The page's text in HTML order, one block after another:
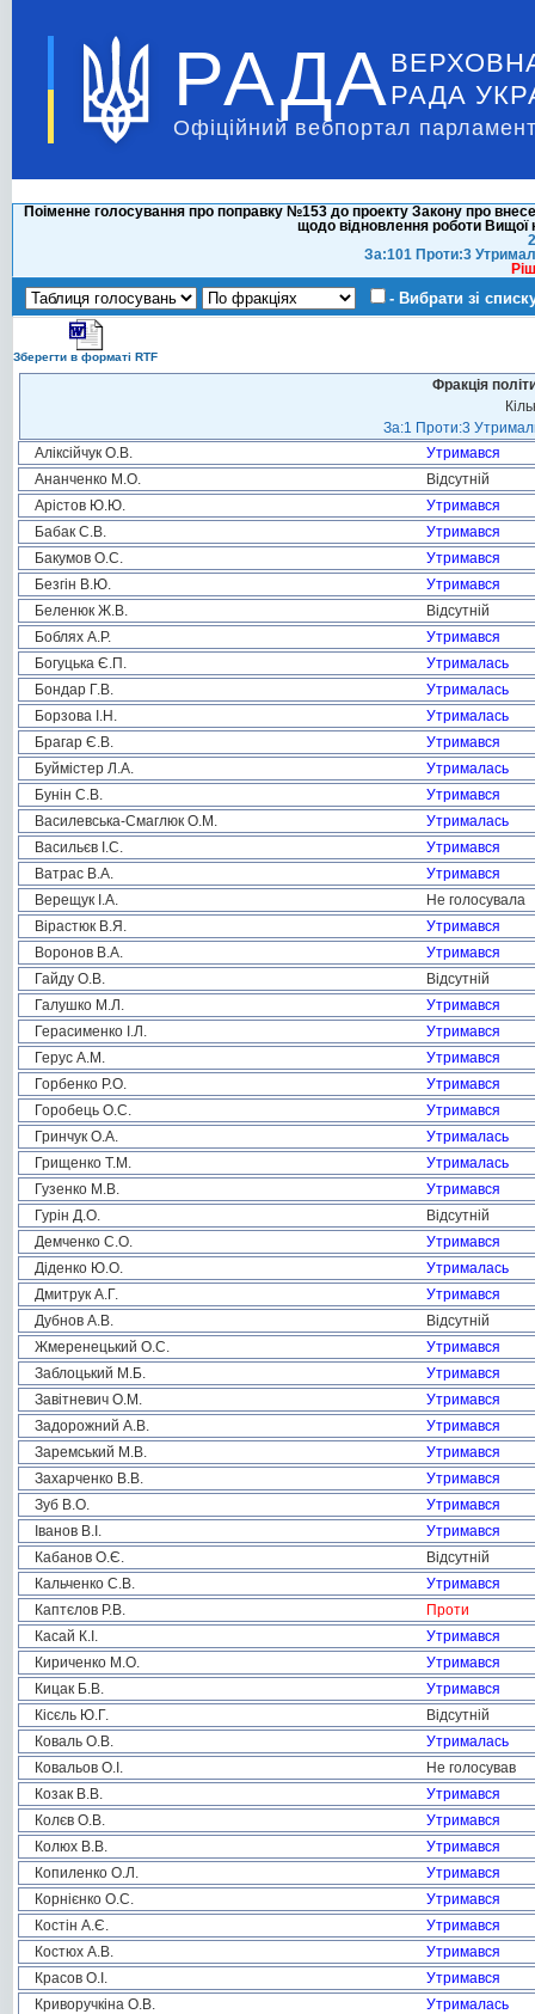
РАДА РАДА
Офіційний вебпортал
Поіменне голосування про поправку №153 до проекту Закону про
щодо відновлення роботи Вищої
За:101 Проти:3
- Вибрати зі
Зберегти в форматі RTF
Фракція
За:1 Проти:3
Аліксійчук О.В.
Утримався
Ананченко М.О.
Відсутній
Арістов Ю.Ю.
Утримався
Бабак С.В.
Утримався
Бакумов О.С.
Утримався
Безгін В.Ю.
Утримався
Беленюк Ж.В.
Відсутній
Боблях А.Р.
Утримався
Богуцька Є.П.
Утрималась
Бондар Г.В.
Утрималась
Борзова І.Н.
Утрималась
Брагар Є.В.
Утримався
Буймістер Л.А.
Утрималась
Бунін С.В.
Утримався
Василевська-Смаглюк О.М.
Утрималась
Васильєв І.С.
Утримався
Ватрас В.А.
Утримався
Верещук І.А.
Не голосувала
Вірастюк В.Я.
Утримався
Воронов В.А.
Утримався
Гайду О.В.
Відсутній
Галушко М.Л.
Утримався
Герасименко І.Л.
Утримався
Герус А.М.
Утримався
Горбенко Р.О.
Утримався
Горобець О.С.
Утримався
Гринчук О.А.
Утрималась
Грищенко Т.М.
Утрималась
Гузенко М.В.
Утримався
Гурін Д.О.
Відсутній
Демченко С.О.
Утримався
Діденко Ю.О.
Утрималась
Дмитрук А.Г.
Утримався
Дубнов А.В.
Відсутній
Жмеренецький О.С.
Утримався
Заблоцький М.Б.
Утримався
Завітневич О.М.
Утримався
Задорожний А.В.
Утримався
Заремський М.В.
Утримався
Захарченко В.В.
Утримався
Зуб В.О.
Утримався
Іванов В.І.
Утримався
Кабанов О.Є.
Відсутній
Кальченко С.В.
Утримався
Каптєлов Р.В.
Проти
Касай К.І.
Утримався
Кириченко М.О.
Утримався
Кицак Б.В.
Утримався
Кісєль Ю.Г.
Відсутній
Коваль О.В.
Утрималась
Ковальов О.І.
Не голосував
Козак В.В.
Утримався
Колєв О.В.
Утримався
Колюх В.В.
Утримався
Копиленко О.Л.
Утримався
Корнієнко О.С.
Утримався
Костін А.Є.
Утримався
Костюх А.В.
Утримався
Красов О.І.
Утримався
Криворучкіна О.В.
Утрималась